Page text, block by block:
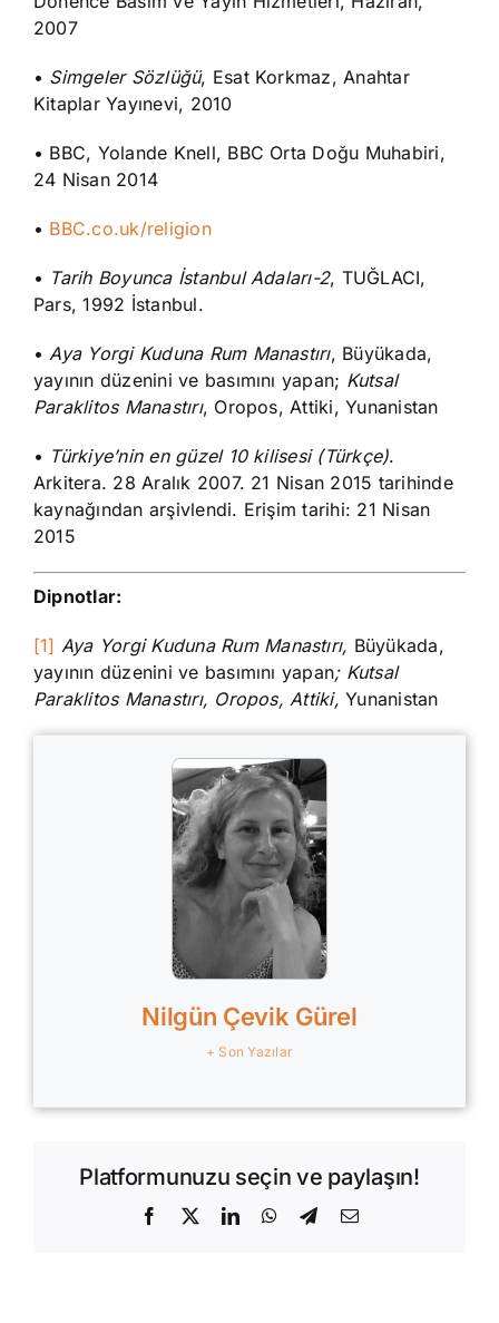
2007
• Simgeler Sözlüğü, Esat Korkmaz, Anahtar
Kitaplar Yayınevi, 2010
• BBC, Yolande Knell, BBC Orta Doğu Muhabiri,
24 Nisan 2014
• BBC.co.uk/religion
• Tarih Boyunca İstanbul Adaları-2, TUĞLACI,
Pars, 1992 İstanbul.
•Aya Yorgi Kuduna Rum Manastırı, Büyükada,
yayının düzenini ve basımını yapan; Kutsal
Paraklitos Manastırı, Oropos, Attiki, Yunanistan
• Türkiye’nin en güzel 10 kilisesi (Türkçe).
Arkitera. 28 Aralık 2007. 21 Nisan 2015 tarihinde
kaynağından arşivlendi. Erişim tarihi: 21 Nisan
2015
Dipnotlar:
[1] Aya Yorgi Kuduna Rum Manastırı, Büyükada,
yayının düzenini ve basımını yapan; Kutsal
Paraklitos Manastırı, Oropos, Attiki,Yunanistan
Nilgün Çevik Gürel
+ Son Yazılar
Platformunuzu seçin ve paylaşın!
Facebook
X LinkedInWhatsApp
Telegram
E-